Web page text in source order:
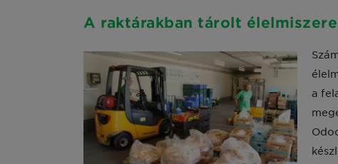
A raktárakban tárolt
a